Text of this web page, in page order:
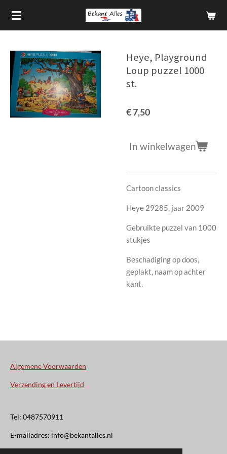
Ga
direct
hoofdinhoud
Heye, Playground
Loup puzzel 1000
st.
€ 7,50
In winkelwagen
Cartoon classics
Heye 29285, jaar 2009
Gebruikte puzzel van 1000
stukjes
Beschadiging op doos,
geplakt, naam op achter
kant.
Algemene Voorwaarden
Verzending en Levertijd
Tel: 0487570911
E-mailadres: info@bekantalles.nl